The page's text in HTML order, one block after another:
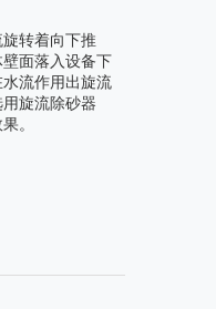
转着向下推
面落入设备下
流作用出旋流
旋流除砂器
。